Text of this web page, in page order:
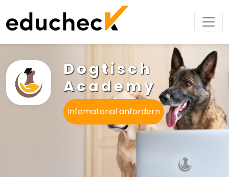
Dogtisch
Academy
Infomaterial anfordern